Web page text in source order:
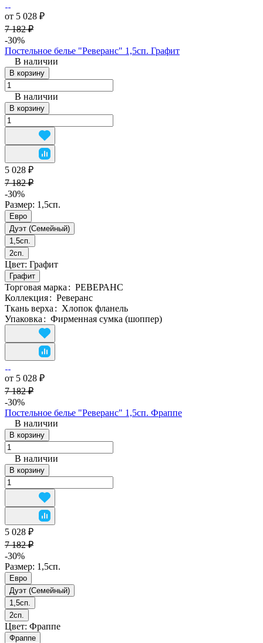
от 5 028 ₽
7 182 ₽
-30%
Постельное белье "Реверанс" 1,5сп. Графит
В наличии
В корзину
В наличии
В корзину
5 028 ₽
7 182 ₽
-30%
Размер: 1,5сп.
Евро
Дуэт (Семейный)
1,5сп.
2сп.
Цвет: Графит
Графит
Торговая марка : РЕВЕРАНС
Коллекция: Реверанс
Ткань верха : Хлопок фланель
Упаковка : Фирменная сумка (шоппер)
от 5 028 ₽
7 182 ₽
-30%
Постельное белье "Реверанс" 1,5сп. Фраппе
В наличии
В корзину
В наличии
В корзину
5 028 ₽
7 182 ₽
-30%
Размер: 1,5сп.
Евро
Дуэт (Семейный)
1,5сп.
2сп.
Цвет: Фраппе
Фраппе